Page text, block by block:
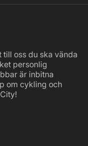
oss du ska vända
personlig
är inbitna
om cykling och